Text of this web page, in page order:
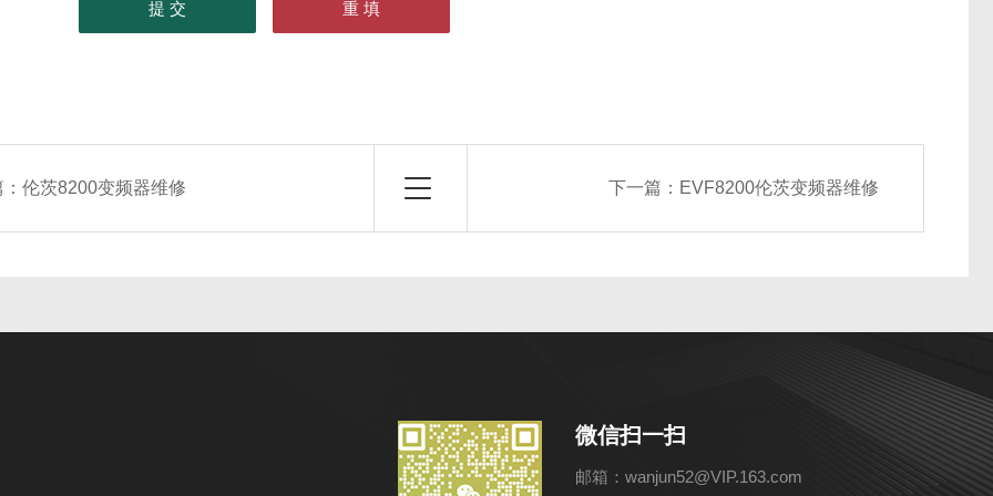
：伦茨8200变频器维修 下一篇： EVF8200伦茨变频器维修
微信扫一扫
邮箱：wanjun52@VIP.163.com